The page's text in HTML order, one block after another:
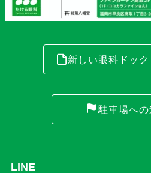
新しい眼科ドック
駐車場への
LINE